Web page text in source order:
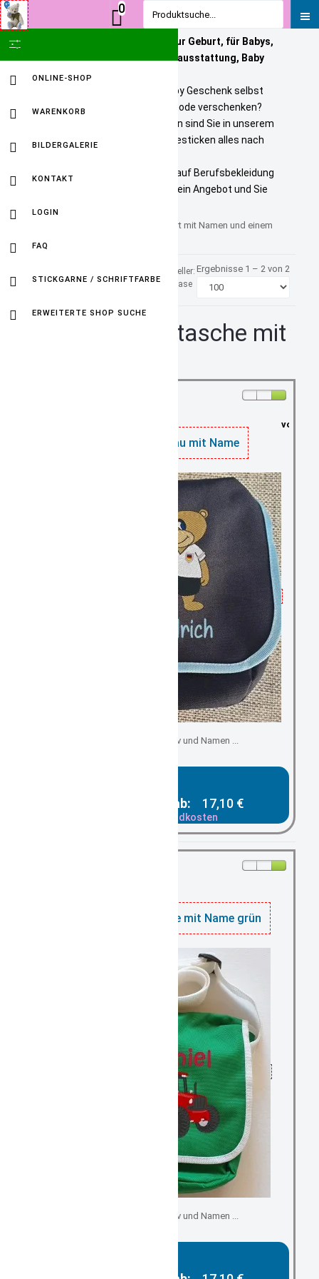
Personalisierte Geschenke zur Geburt, für Babys,
Kinder und Erwachsene. Babyausstattung, Baby
Onlineshop
Sie wollen ein bezahlbares Baby Geschenk selbst
personalisieren? Tolle Kindermode verschenken?
Unikate selbst gestalten? Dann sind Sie in unserem
Baby Online Shop richtig. Wir besticken alles nach
Selbst gestickte Firmenlogos auf Berufsbekleidung
sind kein Problem. Fordern Sie ein Angebot und Sie
0
ONLINE-SHOP
WARENKORB
BILDERGALERIE
KONTAKT
LOGIN
FAQ
STICKGARNE / SCHRIFTFARBE
ERWEITERTE SHOP SUCHE
Kindergartentasche personalisiert mit Namen und einem
Artikelnummer +/-
Hersteller:
BagBase
Ergebnisse 1 – 2 von 2
Kindergartentasche mit
vorrätig: 4
Kinditasche blau mit Name
individuell mit Motiv und Namen ...
Gesamtpreis ab: 17,10 €
zzgl. Versandkosten
Kindergartentasche mit Name grün
individuell mit Motiv und Namen ...